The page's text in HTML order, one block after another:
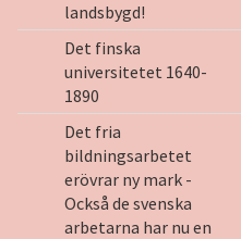
landsbygd!
Det finska
universitetet 1640-
1890
Det fria
bildningsarbetet
erövrar ny mark -
Också de svenska
arbetarna har nu en